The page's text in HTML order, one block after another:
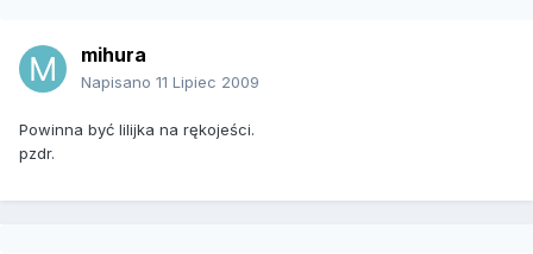
mihura
Napisano 11 Lipiec 2009
Powinna być lilijka na rękojeści.
pzdr.